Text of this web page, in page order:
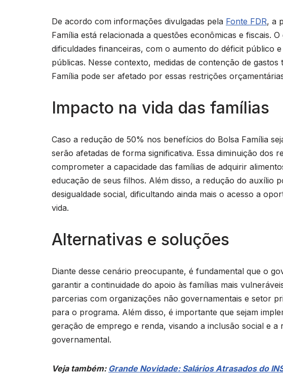
De acordo com informações divulgadas pela Fonte FDR, a
Família está relacionada a questões econômicas e fiscais.
dificuldades financeiras, com o aumento do déficit público
públicas. Nesse contexto, medidas de contenção de
Família pode ser afetado por essas restrições
Impacto na vida das famílias
Caso a redução de 50% nos benefícios do Bolsa Família
serão afetadas de forma significativa. Essa diminuição dos
comprometer a capacidade das famílias de adquirir
educação de seus filhos. Além disso, a redução do auxílio
desigualdade social, dificultando ainda mais o acesso a
vida.
Alternativas e soluções
Diante desse cenário preocupante, é fundamental que o
garantir a continuidade do apoio às famílias mais
parcerias com organizações não governamentais e setor
para o programa. Além disso, é importante que sejam
geração de emprego e renda, visando a inclusão social e a
governamental.
Veja também: Grande Novidade: Salários Atrasados do